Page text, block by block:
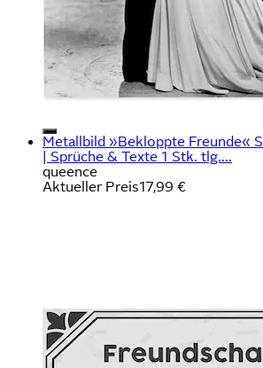
Metallbild »Bekloppte Freunde«
| Sprüche & Texte 1 Stk. tlg....
queence
Aktueller Preis17,99 €